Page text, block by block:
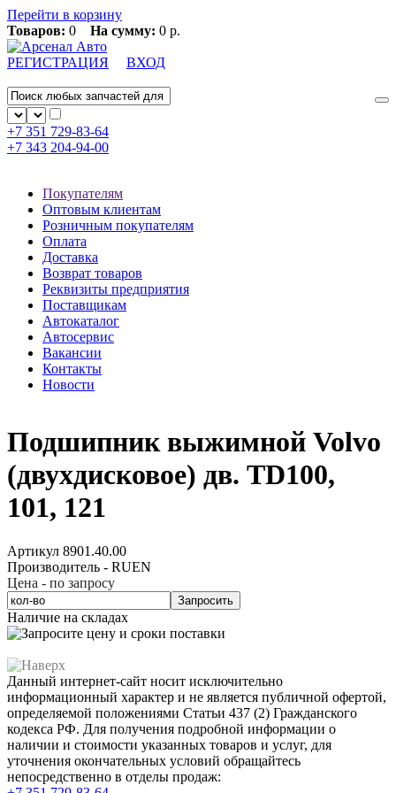
Перейти в корзину
Товаров: 0 На сумму: 0 р.
РЕГИСТРАЦИЯ ВХОД
+7 351 729-83-64
+7 343 204-94-00
Покупателям
Оптовым клиентам
Розничным покупателям
Оплата
Доставка
Возврат товаров
Реквизиты предприятия
Поставщикам
Автокаталог
Автосервис
Вакансии
Контакты
Новости
Подшипник выжимной Volvo
(двухдисковое) дв. TD100,
101, 121
Артикул 8901.40.00
Производитель - RUEN
Цена - по запросу
Запросить
Наличие на складах
Данный интернет-сайт носит исключительно
информационный характер и не является публичной офертой,
определяемой положениями Статьи 437 (2) Гражданского
кодекса РФ. Для получения подробной информации о
наличии и стоимости указанных товаров и услуг, для
уточнения окончательных условий обращайтесь
непосредственно в отделы продаж: